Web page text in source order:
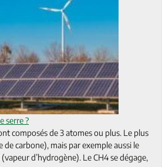
serre ?
composés de 3 atomes ou plus. Le plus
de carbone), mais par exemple aussi le
d’hydrogène). Le CH4 se dégage,